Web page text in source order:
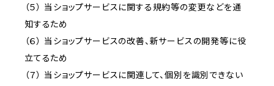
（５） 当ショップサービスに関する規約等の変更などを通
知するため
（６） 当ショップサービスの改善、新サービスの開発等に役
立てるため
（７） 当ショップサービスに関連して、個別を識別できない